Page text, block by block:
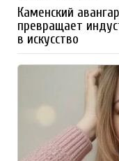
Каменский
превращает
в искусство